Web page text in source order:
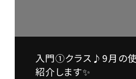
入門①クラス♪9月の
紹介します✨